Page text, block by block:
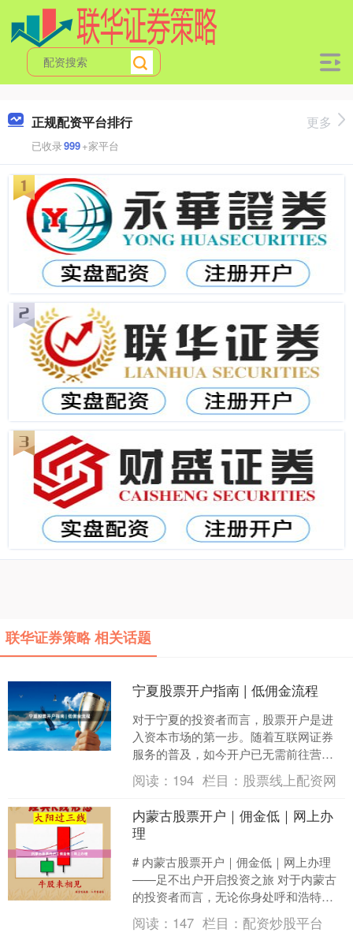
正规配资平台排行
已收录999+家平台
更多
联华证券策略 相关话题
宁夏股票开户指南 | 低佣金流程
对于宁夏的投资者而言，股票开户是进
入资本市场的第一步。随着互联网证券
服务的普及，如今开户已无需前往营业
部排队，通过手机即可完成全部操作。
本文将为您梳理宁夏地区股....
阅读： 194 栏目： 股票线上配资网
内蒙古股票开户｜佣金低｜网上办
理
# 内蒙古股票开户｜佣金低｜网上办理
——足不出户开启投资之旅 对于内蒙古
的投资者而言，无论你身处呼和浩特的
繁华街区，还是远在呼伦贝尔的辽阔草
原，股票开户早已不再....
阅读： 147 栏目： 配资炒股平台